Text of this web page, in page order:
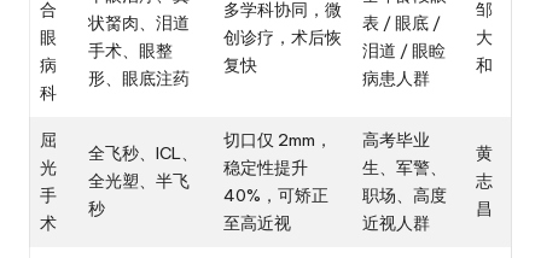
合
眼
病
科
状胬肉、泪道
手术、眼整
形、眼底注药
多学科协同，微
创诊疗，术后恢
复快
表 / 眼底 /
泪道 / 眼睑
病患人群
邹
大
和
屈
光
手
术
全飞秒、ICL、
全光塑、半飞
秒
切口仅 2mm，
稳定性提升
40%，可矫正
至高近视
高考毕业
生、军警、
职场、高度
近视人群
黄
志
昌